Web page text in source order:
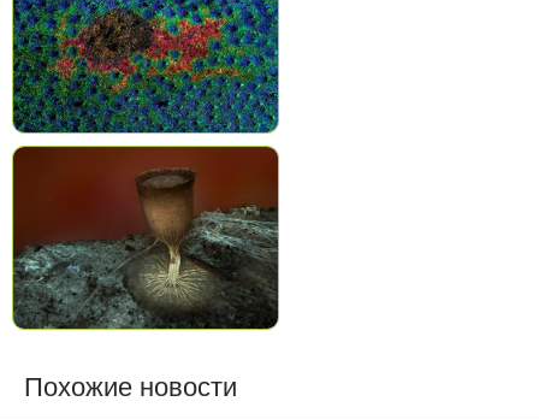
Похожие новости